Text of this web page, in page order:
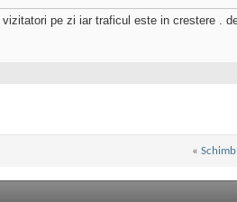
pe zi iar traficul este in crestere .
«